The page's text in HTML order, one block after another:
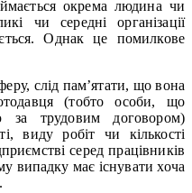
окрема людина чи
чи середні організації
Однак це помилкове
слід пам’ятати, що вона
(тобто особи, що
за трудовим договором)
виду робіт чи кількості
серед працівників
випадку має існувати хоча